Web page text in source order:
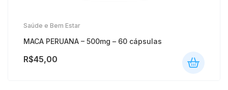
Saúde e Bem Estar
MACA PERUANA – 500mg – 60 cápsulas
R$45,00